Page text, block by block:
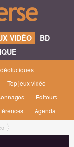
VIDÉO
BD
Top jeux vidéo
Editeurs
Agenda